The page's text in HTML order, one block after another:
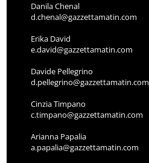
Danila Chenal
d.chenal@gazzettamatin.com
Erika David
e.david@gazzettamatin.com
Davide Pellegrino
d.pellegrino@gazzettamatin.com
Cinzia Timpano
c.timpano@gazzettamatin.com
Arianna Papalia
a.papalia@gazzettamatin.com